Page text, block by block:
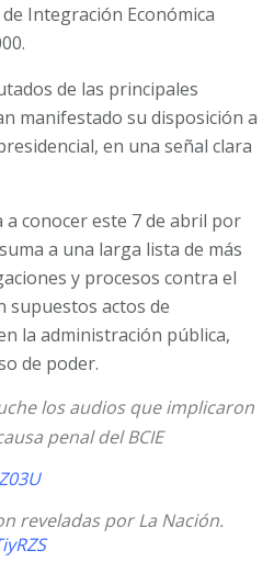
Integración Económica
de las principales
manifestado su disposición a
en una señal clara
a conocer este 7 de abril por
a una larga lista de más
y procesos contra el
supuestos actos de
la administración pública,
de poder.
los audios que implicaron
penal del BCIE
reveladas por La Nación.